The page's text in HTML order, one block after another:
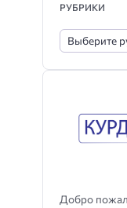
Добро
РУБРИКИ